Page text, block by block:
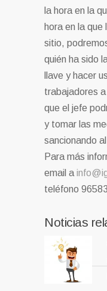
la hora en la
hora en la que
sitio,
quién ha sido
llave y hacer
trabajadores
que el jefe
y tomar las
sancionando
Para más
email a
teléfono
Noticias